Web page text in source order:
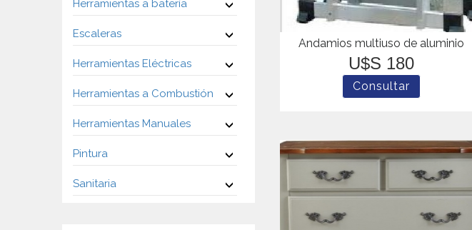
Herramientas a batería
Escaleras
Herramientas Eléctricas
Herramientas a Combustión
Herramientas Manuales
Pintura
Sanitaria
Andamios multiuso de aluminio
U$S 180